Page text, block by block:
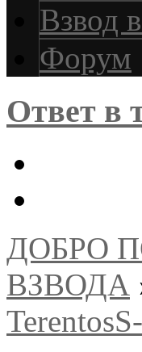
Взвод
Форум
Ответ в
ДОБРО
ВЗВОДА